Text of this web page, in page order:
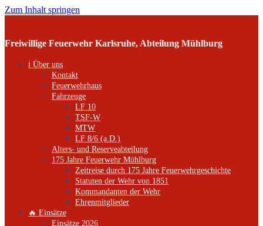
Zum Inhalt springen
Freiwillige Feuerwehr Karlsruhe, Abteilung Mühlburg
ℹ️ Über uns
Kontakt
Feuerwehrhaus
Fahrzeuge
LF 10
TSF-W
MTW
LF 8/6 (a.D.)
Alters- und Reserveabteilung
175 Jahre Feuerwehr Mühlburg
Zeitreise durch 175 Jahre Feuerwehrgeschichte
Statuten der Wehr von 1851
Kommandanten der Wehr
Ehrenmitglieder
🔥 Einsätze
Einsätze 2026